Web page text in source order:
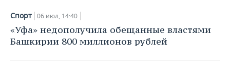
Спорт 06 июл, 14:40
«Уфа» недополучила обещанные властями
Башкирии 800 миллионов рублей